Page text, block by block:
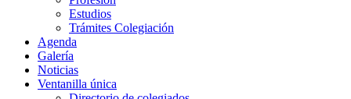
Estudios
Trámites Colegiación
Agenda
Galería
Noticias
Ventanilla única